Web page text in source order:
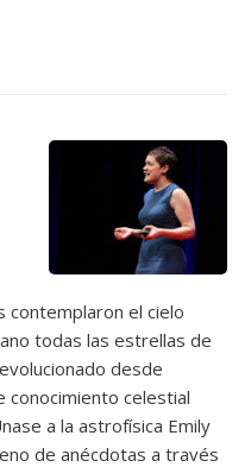
contemplaron el cielo
todas las estrellas de
desde
conocimiento celestial
a la astrofísica Emily
de anécdotas a través